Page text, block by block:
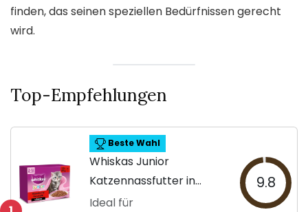
finden, das seinen speziellen Bedürfnissen gerecht
wird.
Top-Empfehlungen
Beste Wahl
Whiskas Junior
Katzennassfutter in
Sauce
Ideal für
9.8